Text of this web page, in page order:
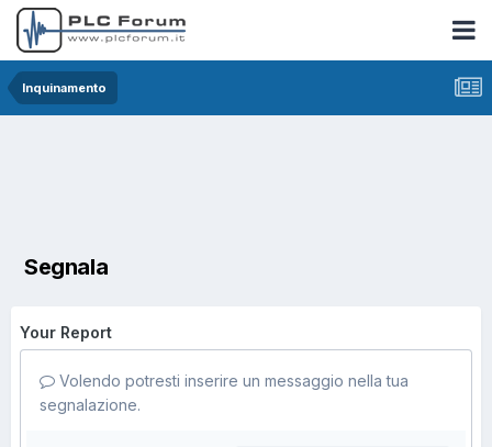
Inquinamento
Segnala
Your Report
Volendo potresti inserire un messaggio nella tua
segnalazione.